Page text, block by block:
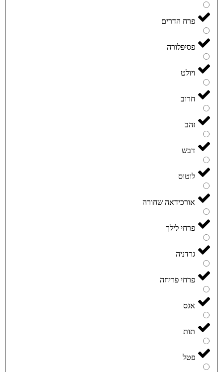
פרח הדרים
פסיפלורה
ויולט
חרוב
זהב
דבש
לוטוס
אורכידאה שחורה
פרחי לילך
גרדניה
פרחי פריחה
אגס
תות
פטל